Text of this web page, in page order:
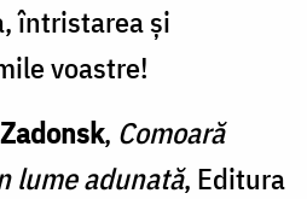
întristarea şi
voastre!
, Comoară
lume adunată, Editura